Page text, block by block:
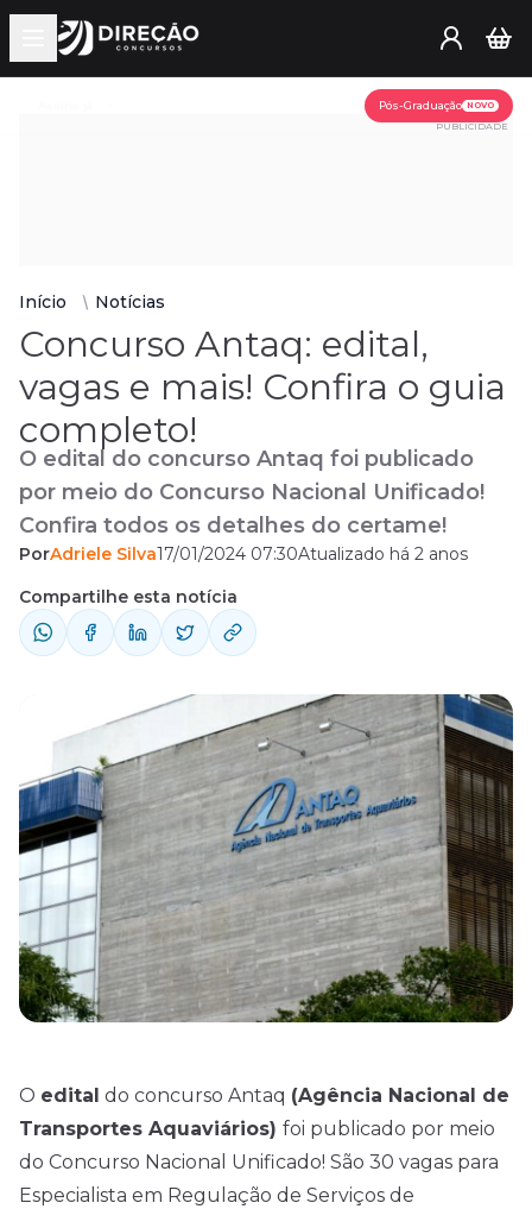
Open main menu
Pós-Graduação NOVO
PUBLICIDADE
Início Notícias
Concurso Antaq: edital,
vagas e mais! Confira o guia
completo!
O edital do concurso Antaq foi publicado
por meio do Concurso Nacional Unificado!
Confira todos os detalhes do certame!
PorAdriele Silva17/01/2024 07:30Atualizado há 2 anos
Compartilhe esta notícia
O edital do concurso Antaq (Agência Nacional de
Transportes Aquaviários) foi publicado por meio
do Concurso Nacional Unificado! São 30 vagas para
Especialista em Regulação de Serviços de